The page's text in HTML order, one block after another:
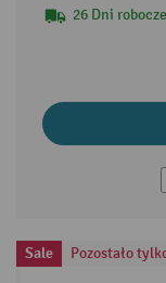
26 Dni robocze
Sale Pozostało